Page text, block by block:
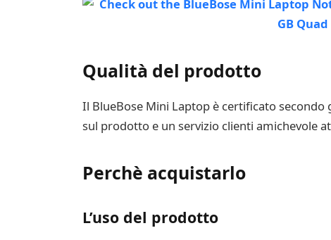
Qualità del prodotto
Il BlueBose Mini Laptop è certificato secondo
sul prodotto e un servizio clienti amichevole
Perchè acquistarlo
L’uso del prodotto